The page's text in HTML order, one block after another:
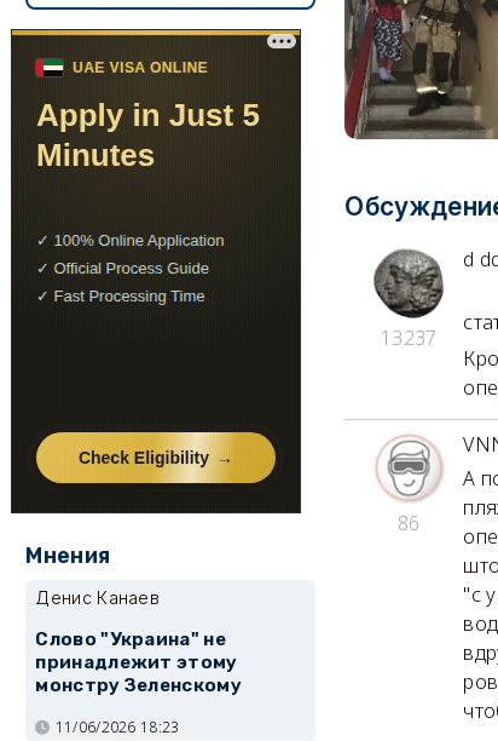
13237
d
86
А
"с
Мнения
Денис Канаев
Слово "Украина" не
принадлежит этому
монстру Зеленскому
11/06/2026 18:23